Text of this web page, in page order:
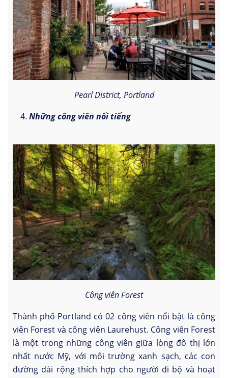
Pearl District, Portland
Những công viên nổi tiếng
Công viên Forest
Thành phố Portland có 02 công viên nổi bật là công
viên Forest và công viên Laurehust. Công viên Forest
là một trong những công viên giữa lòng đô thị lớn
nhất nước Mỹ, với môi trường xanh sạch, các con
đường dài rộng thích hợp cho người đi bộ và hoạt